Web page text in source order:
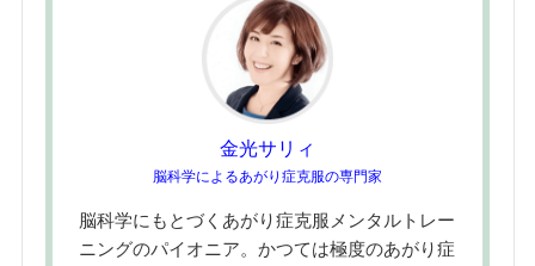
金光サリィ
脳科学によるあがり症克服の専門家
脳科学にもとづくあがり症克服メンタルトレー
ニングのパイオニア。かつては極度のあがり症